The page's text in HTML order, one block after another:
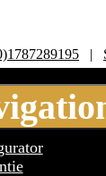
|